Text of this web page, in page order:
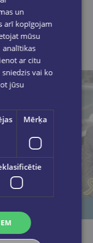
un
arī kopīgojam
mūsu
analītikas
ar citu
vai ko
jūsu
Mērķa